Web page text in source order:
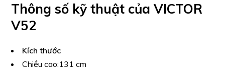
Thông số kỹ thuật của VICTOR
V52
Kích thước
Chiều cao:131 cm